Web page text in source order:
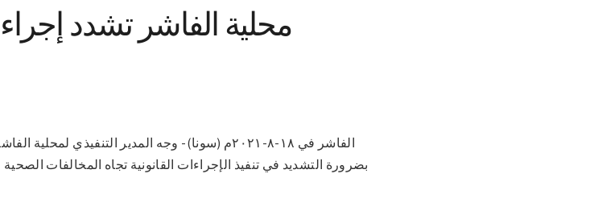
محلية الفاشر تشدد
الفاشر في ١٨-٨-٢٠٢١م (سونا)- وجه المدير التنفيذي
بضرورة التشديد في تنفيذ الإجراءات القانونية تجاه المخالفات